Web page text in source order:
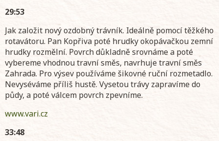
29:53
Jak založit nový ozdobný trávník. Ideálně pomocí těžkého
rotavátoru. Pan Kopřiva poté hrudky okopávačkou zemní
hrudky rozmělní. Povrch důkladně srovnáme a poté
vybereme vhodnou travní směs, navrhuje travní směs
Zahrada. Pro výsev používáme šikovné ruční rozmetadlo.
Nevyséváme příliš hustě. Vysetou trávy zapravíme do
půdy, a poté válcem povrch zpevníme.
www.vari.cz
33:48